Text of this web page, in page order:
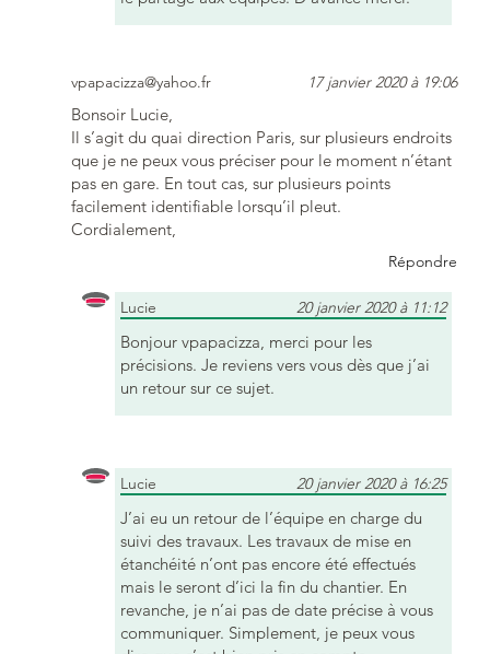
vpapacizza@yahoo.fr 17 janvier 2020 à 19:06
Bonsoir Lucie,
Il s’agit du quai direction Paris, sur plusieurs endroits
que je ne peux vous préciser pour le moment n’étant
pas en gare. En tout cas, sur plusieurs points
facilement identifiable lorsqu’il pleut.
Cordialement,
Répondre
Lucie 20 janvier 2020 à 11:12
Bonjour vpapacizza, merci pour les
précisions. Je reviens vers vous dès que j’ai
un retour sur ce sujet.
Lucie 20 janvier 2020 à 16:25
J’ai eu un retour de l’équipe en charge du
suivi des travaux. Les travaux de mise en
étanchéité n’ont pas encore été effectués
mais le seront d’ici la fin du chantier. En
revanche, je n’ai pas de date précise à vous
communiquer. Simplement, je peux vous